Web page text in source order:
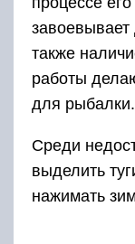
также
работы
для рыбалки.
Среди
выделить
нажимать